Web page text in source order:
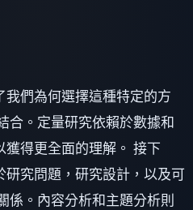
們為何選擇這種特定的方
合。定量研究依賴於數據和
得更全面的理解。 接下
究問題，研究設計，以及可
係。內容分析和主題分析則